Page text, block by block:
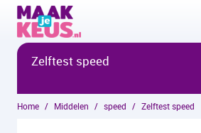
Overslaan en naar hoofdinhoud gaan
Zelftest speed
Home Middelen speed Zelftest speed